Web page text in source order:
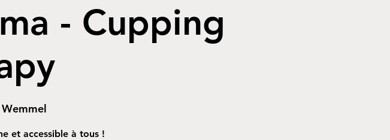
- Cupping
Wemmel
et accessible à tous !